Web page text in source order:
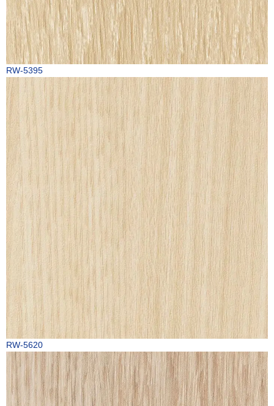
RW-5395
RW-5620